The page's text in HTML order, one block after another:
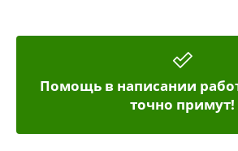
Помощь в написании
точно примут!